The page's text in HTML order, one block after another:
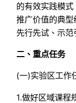
的有效实践模
推广价值的典
先行先试、示范
二、重点任务
(一)实验区工作
1.做好区域课程